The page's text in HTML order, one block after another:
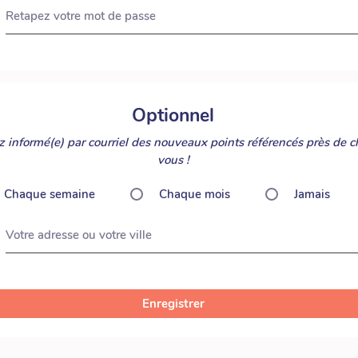
Retapez votre mot de passe
Optionnel
informé(e) par courriel des nouveaux points référencés près de
vous !
Chaque semaine Chaque mois Jamais
Votre adresse ou votre ville